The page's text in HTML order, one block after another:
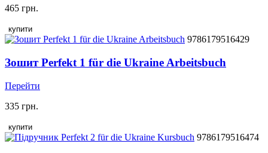
465 грн.
купити
9786179516429
Зошит Perfekt 1 für die Ukraine Arbeitsbuch
Перейти
335 грн.
купити
9786179516474